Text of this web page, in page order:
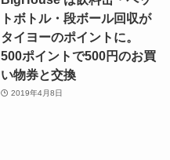
トボトル・段ボール回収が
タイヨーのポイントに。
500ポイントで500円のお買
い物券と交換
2019年4月8日